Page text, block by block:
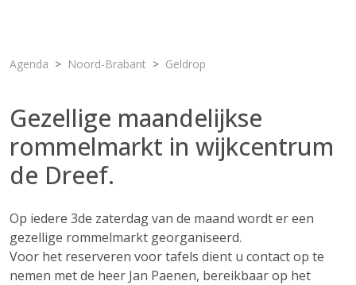
Agenda Noord-Brabant Geldrop
Gezellige maandelijkse
rommelmarkt in wijkcentrum
de Dreef.
Op iedere 3de zaterdag van de maand wordt er een
gezellige rommelmarkt georganiseerd.
Voor het reserveren voor tafels dient u contact op te
nemen met de heer Jan Paenen, bereikbaar op het